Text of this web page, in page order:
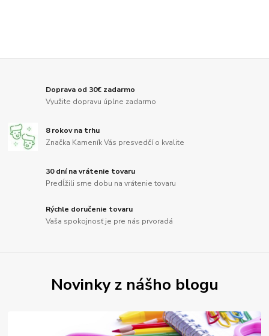
Doprava od 30€ zadarmo
Využite dopravu úplne zadarmo
8 rokov na trhu
Značka Kameník Vás presvedčí o kvalite
30 dní na vrátenie tovaru
Predĺžili sme dobu na vrátenie tovaru
Rýchle doručenie tovaru
Vaša spokojnosť je pre nás prvoradá
Novinky z nášho blogu